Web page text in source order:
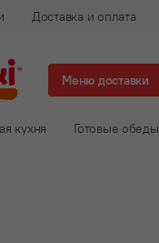
Доставка и оплата
Меню доставки
кухня Готовые обеды